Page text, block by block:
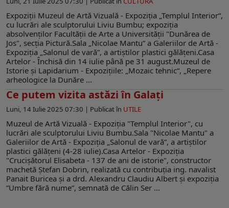
Expoziţii Muzeul de Artă Vizuală - Expoziţia „Templul Interior“,
cu lucrări ale sculptorului Liviu Bumbu; expoziţia
absolvenţilor Facultăţii de Arte a Universităţii "Dunărea de
Jos", secţia Pictură.Sala „Nicolae Mantu“ a Galeriilor de Artă -
Expoziţia „Salonul de vară”, a artiştilor plastici gălăţeni.Casa
Artelor - Închisă din 14 iulie până pe 31 august.Muzeul de
Istorie şi Lapidarium - Expoziţiile: „Mozaic tehnic“, „Repere
arheologice la Dunăre ...
Ce putem vizita astăzi în Galați
Luni, 14 Iulie 2025 07:30 | Publicat în UTILE
Muzeul de Artă Vizuală - Expoziţia "Templul Interior", cu
lucrări ale sculptorului Liviu Bumbu.Sala "Nicolae Mantu" a
Galeriilor de Artă - Expoziția „Salonul de vară”, a artiştilor
plastici gălăţeni (4-28 iulie).Casa Artelor - Expoziţia
"Crucişătorul Elisabeta - 137 de ani de istorie", constructor
machetă Ştefan Dobrin, realizată cu contribuţia ing. navalist
Panait Buricea şi a drd. Alexandru Claudiu Albert și expoziția
”Umbre fără nume”, semnată de Călin Ser ...